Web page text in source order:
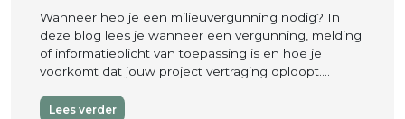
Wanneer heb je een milieuvergunning nodig? In
deze blog lees je wanneer een vergunning, melding
of informatieplicht van toepassing is en hoe je
voorkomt dat jouw project vertraging oploopt….
Lees verder